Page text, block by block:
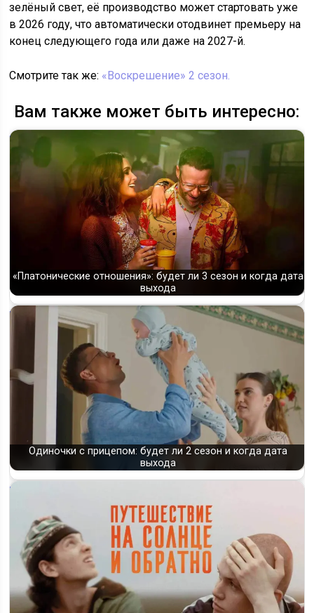
зелёный свет, её производство может стартовать уже
в 2026 году, что автоматически отодвинет премьеру на
конец следующего года или даже на 2027-й.
Смотрите так же: «Воскрешение» 2 сезон.
Вам также может быть интересно:
«Платонические отношения»: будет ли 3 сезон и когда дата
выхода
Одиночки с прицепом: будет ли 2 сезон и когда дата
выхода